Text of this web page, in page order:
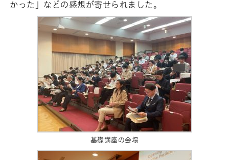
かった」などの感想が寄せられました。
基礎講座の会場